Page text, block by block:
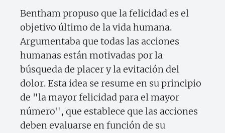
Bentham propuso que la felicidad es el
objetivo último de la vida humana.
Argumentaba que todas las acciones
humanas están motivadas por la
búsqueda de placer y la evitación del
dolor. Esta idea se resume en su principio
de "la mayor felicidad para el mayor
número", que establece que las acciones
deben evaluarse en función de su